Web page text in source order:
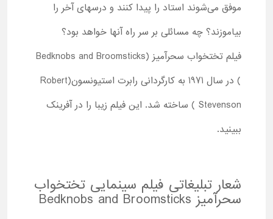
موفق می‌شوند استاد را پیدا کنند و درسهای آخر را
بیاموزند؟ چه مسائلی بر سر راه آنها خواهد بود؟
فیلم تختخواب سحرآمیز (Bedknobs and Broomsticks
) در سال 1971 به کارگردانی رابرت استیونسون(Robert
Stevenson ) ساخته شد. این فیلم زیبا را در آفرینک
ببینید.
شعار تبلیغاتی فیلم سینمایی تختخواب
سحرآمیز Bedknobs and Broomsticks